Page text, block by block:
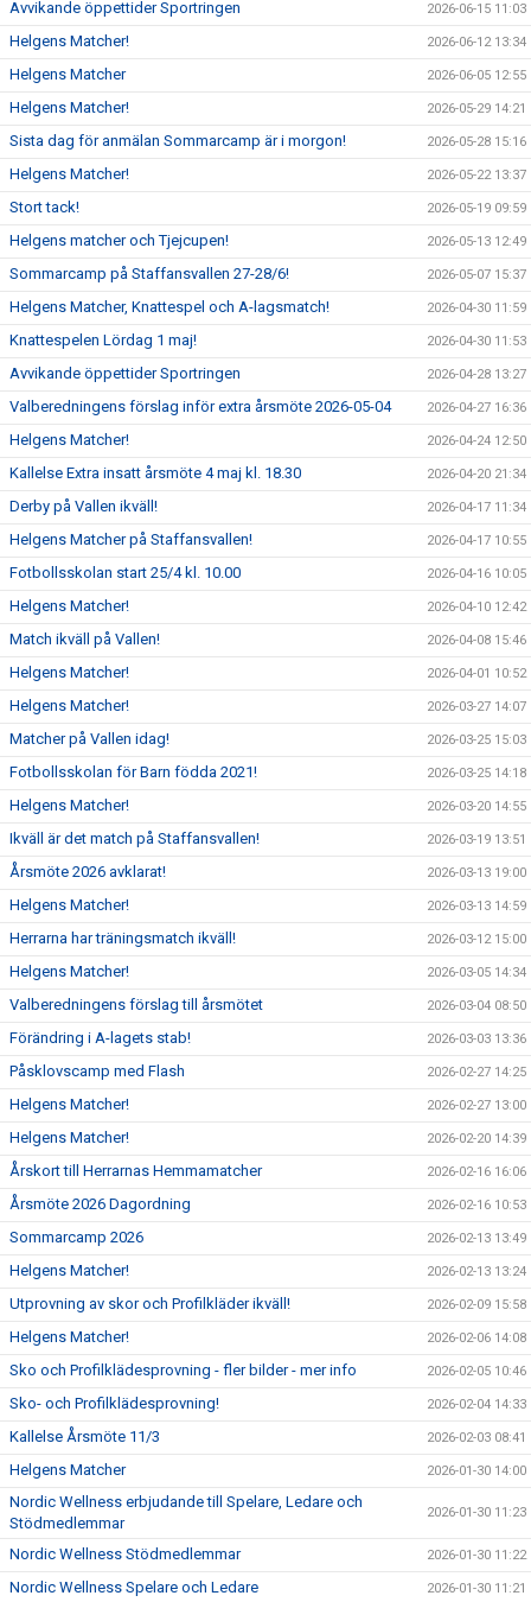
Avvikande öppettider Sportringen 2026-06-15 11:03
Helgens Matcher! 2026-06-12 13:34
Helgens Matcher 2026-06-05 12:55
Helgens Matcher! 2026-05-29 14:21
Sista dag för anmälan Sommarcamp är i morgon! 2026-05-28 15:16
Helgens Matcher! 2026-05-22 13:37
Stort tack! 2026-05-19 09:59
Helgens matcher och Tjejcupen! 2026-05-13 12:49
Sommarcamp på Staffansvallen 27-28/6! 2026-05-07 15:37
Helgens Matcher, Knattespel och A-lagsmatch! 2026-04-30 11:59
Knattespelen Lördag 1 maj! 2026-04-30 11:53
Avvikande öppettider Sportringen 2026-04-28 13:27
Valberedningens förslag inför extra årsmöte 2026-05-04 2026-04-27 16:36
Helgens Matcher! 2026-04-24 12:50
Kallelse Extra insatt årsmöte 4 maj kl. 18.30 2026-04-20 21:34
Derby på Vallen ikväll! 2026-04-17 11:34
Helgens Matcher på Staffansvallen! 2026-04-17 10:55
Fotbollsskolan start 25/4 kl. 10.00 2026-04-16 10:05
Helgens Matcher! 2026-04-10 12:42
Match ikväll på Vallen! 2026-04-08 15:46
Helgens Matcher! 2026-04-01 10:52
Helgens Matcher! 2026-03-27 14:07
Matcher på Vallen idag! 2026-03-25 15:03
Fotbollsskolan för Barn födda 2021! 2026-03-25 14:18
Helgens Matcher! 2026-03-20 14:55
Ikväll är det match på Staffansvallen! 2026-03-19 13:51
Årsmöte 2026 avklarat! 2026-03-13 19:00
Helgens Matcher! 2026-03-13 14:59
Herrarna har träningsmatch ikväll! 2026-03-12 15:00
Helgens Matcher! 2026-03-05 14:34
Valberedningens förslag till årsmötet 2026-03-04 08:50
Förändring i A-lagets stab! 2026-03-03 13:36
Påsklovscamp med Flash 2026-02-27 14:25
Helgens Matcher! 2026-02-27 13:00
Helgens Matcher! 2026-02-20 14:39
Årskort till Herrarnas Hemmamatcher 2026-02-16 16:06
Årsmöte 2026 Dagordning 2026-02-16 10:53
Sommarcamp 2026 2026-02-13 13:49
Helgens Matcher! 2026-02-13 13:24
Utprovning av skor och Profilkläder ikväll! 2026-02-09 15:58
Helgens Matcher! 2026-02-06 14:08
Sko och Profilklädesprovning - fler bilder - mer info 2026-02-05 10:46
Sko- och Profilklädesprovning! 2026-02-04 14:33
Kallelse Årsmöte 11/3 2026-02-03 08:41
Helgens Matcher 2026-01-30 14:00
Nordic Wellness erbjudande till Spelare, Ledare och
Stödmedlemmar
2026-01-30 11:23
Nordic Wellness Stödmedlemmar 2026-01-30 11:22
Nordic Wellness Spelare och Ledare 2026-01-30 11:21